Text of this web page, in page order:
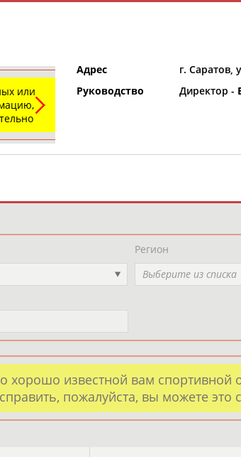
РЕСУРСНАЯ ПЛОЩАДКА
Регион
Выберите из списка
известной вам спортивной
пожалуйста, вы можете это
или
Адрес
г. Саратов,
Руководство
Директор -